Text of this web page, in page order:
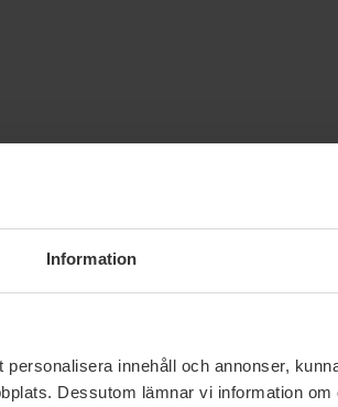
Information
personalisera innehåll och annonser,
Dessutom lämnar vi information om